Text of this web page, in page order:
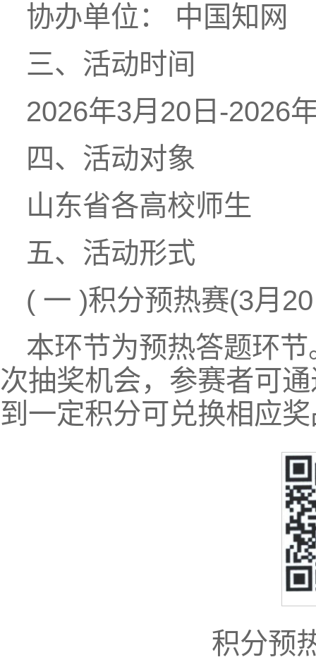
协办单位： 中国知网
三、活动时间
2026年3月20日-2026
四、活动对象
山东省各高校师生
五、活动形式
( 一 )积分预热赛(3月
本环节为预热答题环
次抽奖机会，参赛者可
到一定积分可兑换相应
积分预